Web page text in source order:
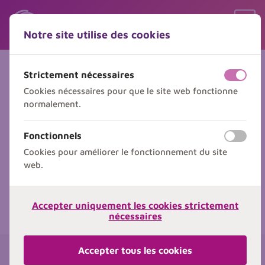
Sauter le contenu
Sauter le choix de langue
Formations Soudure PE
Devenez un soudeur PE approuvé pour la
gaz. Nous proposons des formations, des
qualifications ainsi que des réexamens en
élecrosoudage et en soudage bout à bout,
avec celui de Sibelga.
Notre site utilise des cookies
Strictement nécessaires
Cookies nécessaires pour que le site web fonctionne
normalement.
off on
Fonctionnels
Cookies pour améliorer le fonctionnement du site
web.
off on
Accepter uniquement les cookies strictement
nécessaires
Accepter tous les cookies